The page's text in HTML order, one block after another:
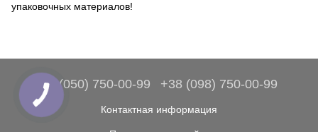
упаковочных материалов!
+38 (050) 750-00-99 +38 (098) 750-00-99
Контактная информация